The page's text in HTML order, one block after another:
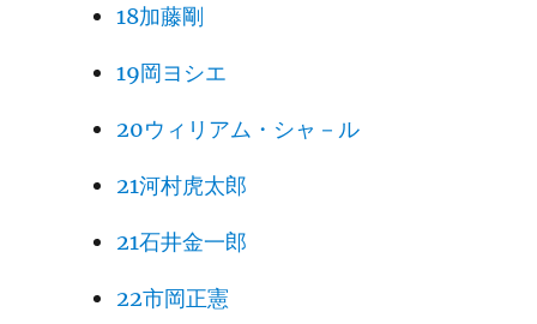
18加藤剛
19岡ヨシエ
20ウィリアム・シャ－ル
21河村虎太郎
21石井金一郎
22市岡正憲